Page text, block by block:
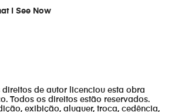
I See Now
de autor licenciou esta obra
Todos os direitos estão reservados.
exibição, aluguer, troca, cedência,